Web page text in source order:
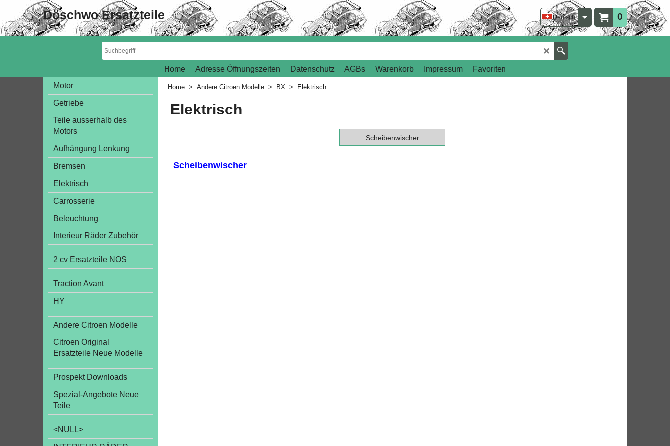
0
Deutsch
Döschwo Ersatzteile
Home Adresse Öffnungszeiten Datenschutz AGBs Warenkorb Impressum
Favoriten
Motor
Getriebe
Teile ausserhalb des
Motors
Aufhängung Lenkung
Bremsen
Elektrisch
Carrosserie
Beleuchtung
Interieur Räder Zubehör
2 cv Ersatzteile NOS
Traction Avant
HY
Andere Citroen Modelle
Citroen Original
Ersatzteile Neue Modelle
Prospekt Downloads
Spezial-Angebote Neue
Teile
<NULL>
Home > Andere Citroen Modelle > BX > Elektrisch
Elektrisch
Scheibenwischer
Scheibenwischer